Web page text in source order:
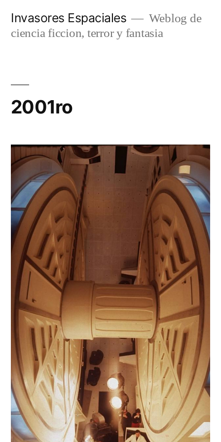
Invasores Espaciales
Weblog de
ciencia ficcion, terror y fantasia
2001ro